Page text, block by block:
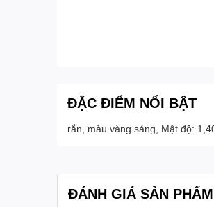
ĐẶC ĐIỂM NỔI BẬT
rắn, màu vàng sáng, Mật độ:
ĐÁNH GIÁ SẢN PHẨM